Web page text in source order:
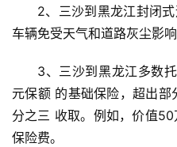
2、三沙到黑龙江封闭
车辆免受天气和道路灰尘影
3、三沙到黑龙江多数
元保额 的基础保险，超出
分之三 收取。例如，价值
保险费。